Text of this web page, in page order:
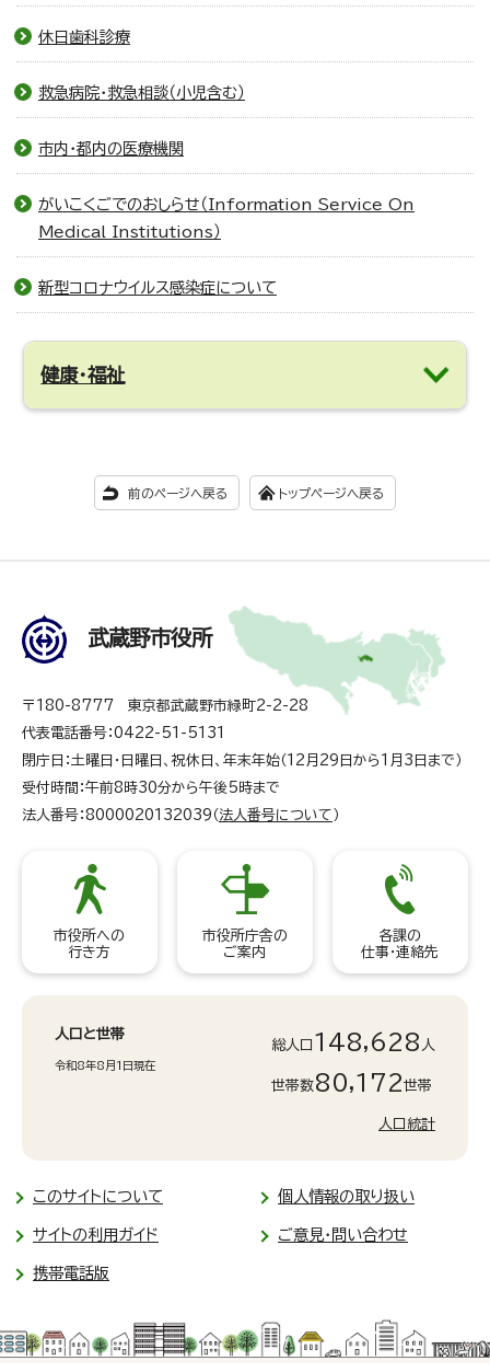
休日歯科診療
救急病院・救急相談（小児含む）
市内・都内の医療機関
がいこくごでのおしらせ（Information Service On
Medical Institutions）
新型コロナウイルス感染症について
健康・福祉
前のページへ戻る トップページへ戻る
武蔵野市役所
〒180-8777 東京都武蔵野市緑町2-2-28
代表電話番号：0422-51-5131
閉庁日：土曜日・日曜日、祝休日、年末年始（12月29日から1月3日まで）
受付時間：午前8時30分から午後5時まで
法人番号：8000020132039（ 法人番号について ）
市役所への
行き方
市役所庁舎の
ご案内
各課の
仕事・連絡先
人口と世帯
令和8年8月1日現在
総人口 148,628 人
世帯数80,172世帯
人口統計
このサイトについて 個人情報の取り扱い
サイトの利用ガイド ご意見・問い合わせ
携帯電話版